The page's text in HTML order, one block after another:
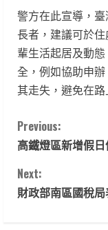
警方在此宣導，
長者，建議可於
輩生活起居及動
全，例如協助申
其走失，避免在
C
o
n
Previous:
高鐵燈區新增假
Next:
財政部南區國稅